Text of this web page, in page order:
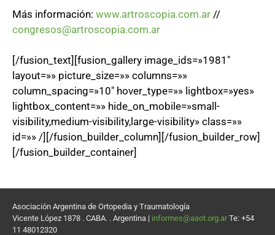
Más información: www.artroscopia.com.ar //
congresos@artroscopia.com.ar
[/fusion_text][fusion_gallery image_ids=»1981″
layout=»» picture_size=»» columns=»»
column_spacing=»10″ hover_type=»» lightbox=»yes»
lightbox_content=»» hide_on_mobile=»small-
visibility,medium-visibility,large-visibility» class=»»
id=»» /][/fusion_builder_column][/fusion_builder_row]
[/fusion_builder_container]
Asociación Argentina de Ortopedia y Traumatología
Vicente López 1878 . CABA. . Argentina | informes@aaot.org.ar Te: +54
11 48012320